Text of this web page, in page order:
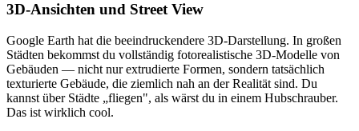
3D-Ansichten und Street View
Google Earth hat die beeindruckendere 3D-Darstellung. In großen
Städten bekommst du vollständig fotorealistische 3D-Modelle von
Gebäuden — nicht nur extrudierte Formen, sondern tatsächlich
texturierte Gebäude, die ziemlich nah an der Realität sind. Du
kannst über Städte „fliegen", als wärst du in einem Hubschrauber.
Das ist wirklich cool.